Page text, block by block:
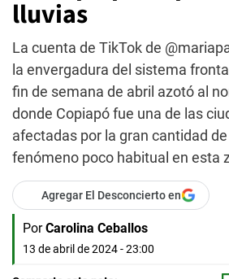
lluvias
La cuenta de TikTok de
la envergadura del sistema
fin de semana de abril azotó al
donde Copiapó fue una de las
afectadas por la gran cantidad
fenómeno poco habitual en esta
Agregar El Desconcierto en
Por Carolina Ceballos
13 de abril de 2024 - 23:00